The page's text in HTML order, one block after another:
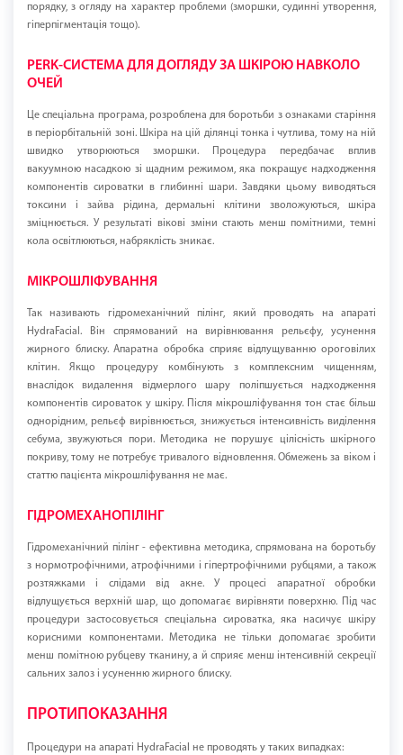
порядку, з огляду на характер проблеми (зморшки, судинні утворення,
гіперпігментація тощо).
PERK-СИСТЕМА ДЛЯ ДОГЛЯДУ ЗА ШКІРОЮ НАВКОЛО
ОЧЕЙ
Це спеціальна програма, розроблена для боротьби з ознаками старіння
в періорбітальній зоні. Шкіра на цій ділянці тонка і чутлива, тому на ній
швидко утворюються зморшки. Процедура передбачає вплив
вакуумною насадкою зі щадним режимом, яка покращує надходження
компонентів сироватки в глибинні шари. Завдяки цьому виводяться
токсини і зайва рідина, дермальні клітини зволожуються, шкіра
зміцнюється. У результаті вікові зміни стають менш помітними, темні
кола освітлюються, набряклість зникає.
МІКРОШЛІФУВАННЯ
Так називають гідромеханічний пілінг, який проводять на апараті
HydraFacial. Він спрямований на вирівнювання рельєфу, усунення
жирного блиску. Апаратна обробка сприяє відлущуванню ороговілих
клітин. Якщо процедуру комбінують з комплексним чищенням,
внаслідок видалення відмерлого шару поліпшується надходження
компонентів сироваток у шкіру. Після мікрошліфування тон стає більш
однорідним, рельєф вирівнюється, знижується інтенсивність виділення
себума, звужуються пори. Методика не порушує цілісність шкірного
покриву, тому не потребує тривалого відновлення. Обмежень за віком і
статтю пацієнта мікрошліфування не має.
ГІДРОМЕХАНОПІЛІНГ
Гідромеханічний пілінг - ефективна методика, спрямована на боротьбу
з нормотрофічними, атрофічними і гіпертрофічними рубцями, а також
розтяжками і слідами від акне. У процесі апаратної обробки
відлущується верхній шар, що допомагає вирівняти поверхню. Під час
процедури застосовується спеціальна сироватка, яка насичує шкіру
корисними компонентами. Методика не тільки допомагає зробити
менш помітною рубцеву тканину, а й сприяє менш інтенсивній секреції
сальних залоз і усуненню жирного блиску.
ПРОТИПОКАЗАННЯ
Процедури на апараті HydraFacial не проводять у таких випадках: